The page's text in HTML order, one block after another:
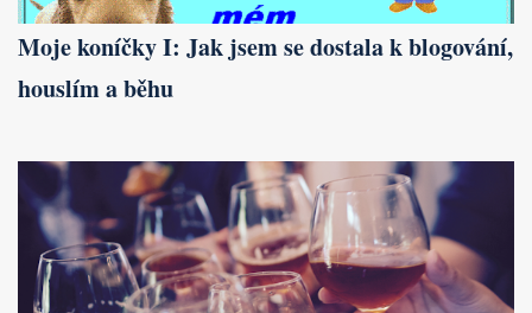
Moje koníčky I: Jak jsem se dostala k blogování,
houslím a běhu